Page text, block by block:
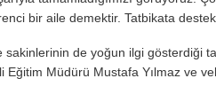
bir aile demektir. Tatbikata
sakinlerinin de yoğun ilgi gösterdiği
Eğitim Müdürü Mustafa Yılmaz ve